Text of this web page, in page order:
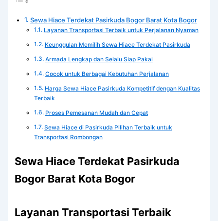
Sewa Hiace Terdekat Pasirkuda Bogor Barat Kota Bogor
Layanan Transportasi Terbaik untuk Perjalanan Nyaman
Keunggulan Memilih Sewa Hiace Terdekat Pasirkuda
Armada Lengkap dan Selalu Siap Pakai
Cocok untuk Berbagai Kebutuhan Perjalanan
Harga Sewa Hiace Pasirkuda Kompetitif dengan Kualitas
Terbaik
Proses Pemesanan Mudah dan Cepat
Sewa Hiace di Pasirkuda Pilihan Terbaik untuk
Transportasi Rombongan
Sewa Hiace Terdekat Pasirkuda
Bogor Barat Kota Bogor
Layanan Transportasi Terbaik